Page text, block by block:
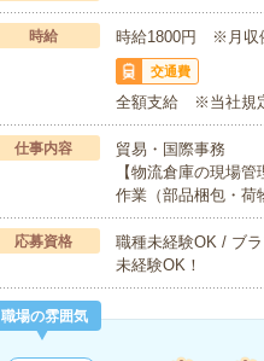
時給 時給1800円 ※月収
交通費
全額支給 ※当社規
仕事内容
貿易・国際事務
【物流倉庫の現場
作業（部品梱包・
応募資格
職種未経験OK / ブ
未経験OK！
職場の雰囲気